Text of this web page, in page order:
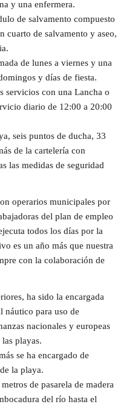
y una enfermera.
de salvamento compuesto
cuarto de salvamento y aseo,
de lunes a viernes y una
y días de fiesta.
servicios con una Lancha o
diario de 12:00 a 20:00
seis puntos de ducha, 33
de la cartelería con
las medidas de seguridad
operarios municipales por
del plan de empleo
todos los días por la
es un año más que nuestra
con la colaboración de
ha sido la encargada
náutico para uso de
nacionales y europeas
playas.
se ha encargado de
la playa.
de pasarela de madera
del río hasta el